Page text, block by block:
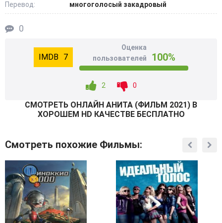
Перевод:
многоголосый закадровый
0
7
Оценка
пользователей
100%
2 0
СМОТРEТЬ ОНЛАЙН АНИТА (ФИЛЬМ 2021) В
ХОРОШЕМ HD КАЧЕСТВЕ БЕСПЛАТНО
Смотреть похожие Фильмы: